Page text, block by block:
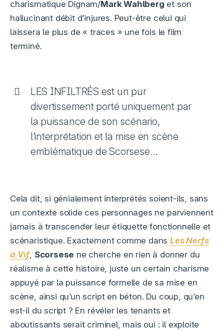
charismatique Dignam/Mark Wahlberg et son
hallucinant débit d’injures. Peut-être celui qui
laissera le plus de « traces » une fois le film
terminé.
LES INFILTRÉS est un pur
divertissement porté uniquement par
la puissance de son scénario,
l’interprétation et la mise en scène
emblématique de Scorsese…
Cela dit, si génialement interprétés soient-ils, sans
un contexte solide ces personnages ne parviennent
jamais à transcender leur étiquette fonctionnelle et
scénaristique. Exactement comme dansLes Nerfs
à Vif, Scorsese ne cherche en rien à donner du
réalisme à cette histoire, juste un certain charisme
appuyé par la puissance formelle de sa mise en
scène, ainsi qu’un script en béton. Du coup, qu’en
est-il du script ? En révéler les tenants et
aboutissants serait criminel, mais oui : il exploite